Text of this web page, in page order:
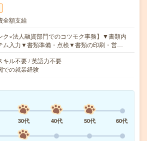
全額支給
ク×法人融資部門でのコツモク事務】▼書類内
ム入力▼書類準備・点検▼書類の印刷・営…
キル不要 / 英語力不要
の就業経験
30代 40代 50代
60代